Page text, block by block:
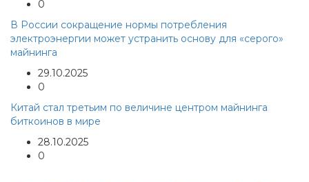
0
В России сокращение нормы потребления
электроэнергии может устранить основу для «серого»
майнинга
29.10.2025
0
Китай стал третьим по величине центром майнинга
биткоинов в мире
28.10.2025
0